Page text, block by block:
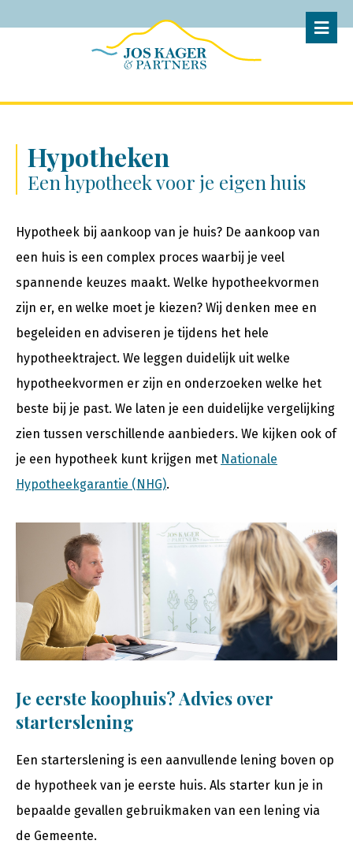
Hypotheken
Een hypotheek voor je eigen huis
Hypotheek bij aankoop van je huis? De aankoop van
een huis is een complex proces waarbij je veel
spannende keuzes maakt. Welke hypotheekvormen
zijn er, en welke moet je kiezen? Wij denken mee en
begeleiden en adviseren je tijdens het hele
hypotheektraject. We leggen duidelijk uit welke
hypotheekvormen er zijn en onderzoeken welke het
beste bij je past. We laten je een duidelijke vergelijking
zien tussen verschillende aanbieders. We kijken ook of
je een hypotheek kunt krijgen met Nationale
Hypotheekgarantie (NHG).
Je eerste koophuis? Advies over
starterslening
Een starterslening is een aanvullende lening boven op
de hypotheek van je eerste huis. Als starter kun je in
bepaalde gevallen gebruikmaken van een lening via
de Gemeente.